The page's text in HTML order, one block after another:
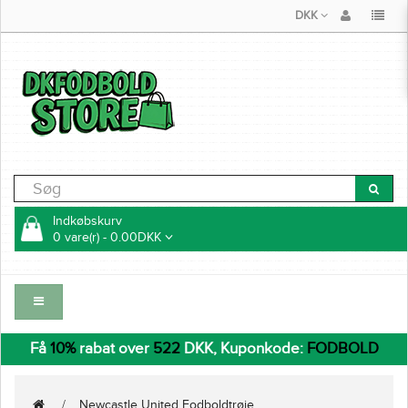
DKK
Indkøbskurv
0 vare(r) - 0.00DKK
Få 10%rabat over 522DKK, Kuponkode: FODBOLD
Newcastle United Fodboldtrøje